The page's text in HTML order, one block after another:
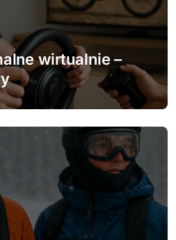
wirtualnie –